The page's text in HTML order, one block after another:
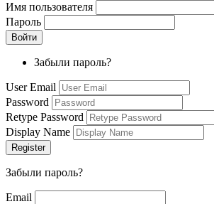
Имя пользователя
Пароль
Забыли пароль?
User Email
Password
Retype Password
Display Name
Забыли пароль?
Email